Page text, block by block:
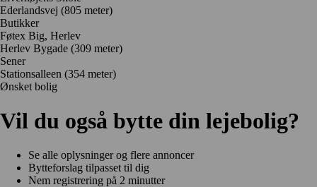
Ederlandsvej (805 meter)
Butikker
Føtex Big, Herlev
Herlev Bygade (309 meter)
Sener
Stationsalleen (354 meter)
Ønsket bolig
Vil du også bytte din lejebolig?
Se alle oplysninger og flere annoncer
Bytteforslag tilpasset til dig
Nem registrering på 2 minutter